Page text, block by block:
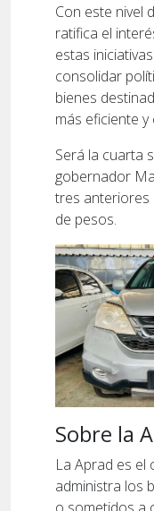
Con este nivel
ratifica el
estas
consolidar
bienes
más eficiente
Será la cuarta
gobernador
tres anteriores
de pesos.
Sobre la
La Aprad es el
administra los